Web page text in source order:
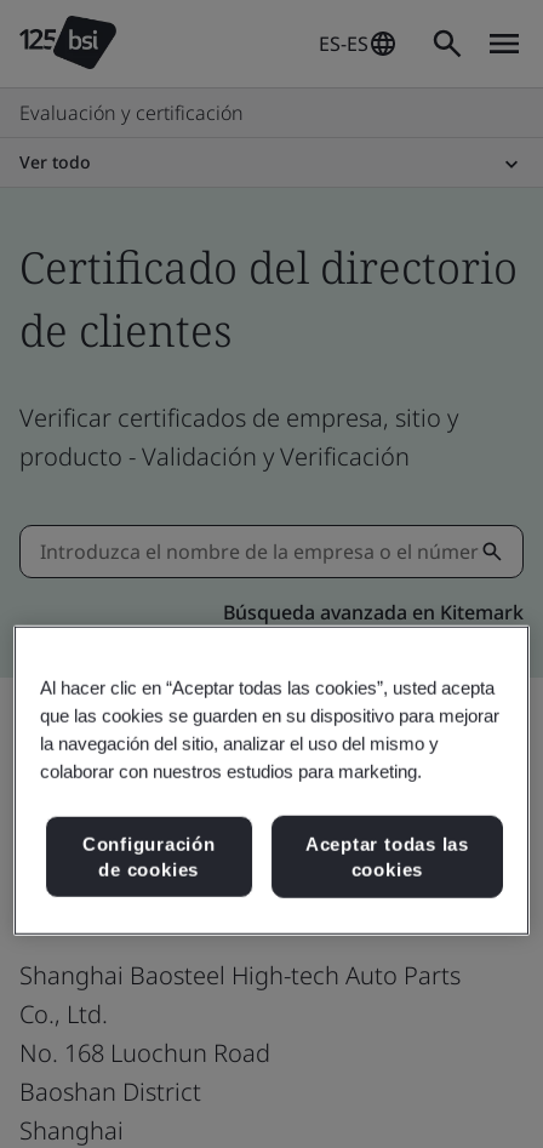
ES-ES
Evaluación y certificación
Ver todo
Certificado del directorio
de clientes
Verificar certificados de empresa, sitio y
producto - Validación y Verificación
Búsqueda avanzada en Kitemark
Compartir:
ISO 9001:2015
Shanghai Baosteel High-tech Auto Parts
Co., Ltd.
No. 168 Luochun Road
Baoshan District
Shanghai
Al hacer clic en “Aceptar todas las cookies”, usted acepta
que las cookies se guarden en su dispositivo para mejorar
la navegación del sitio, analizar el uso del mismo y
colaborar con nuestros estudios para marketing.
Configuración
de cookies
Aceptar todas las
cookies